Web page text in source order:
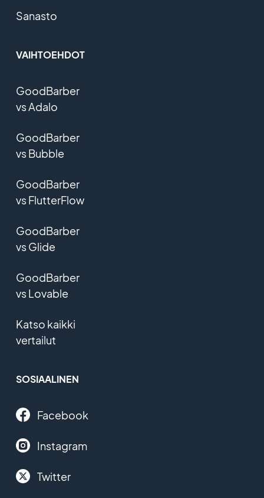
Sanasto
VAIHTOEHDOT
GoodBarber
vs Adalo
GoodBarber
vs Bubble
GoodBarber
vs FlutterFlow
GoodBarber
vs Glide
GoodBarber
vs Lovable
Katso kaikki
vertailut
SOSIAALINEN
Facebook
Instagram
Twitter